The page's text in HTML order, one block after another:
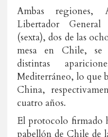
Ambas regiones,
Libertador General
(sexta), dos de las
mesa en Chile, se
distintas
Mediterráneo, lo que
China,
cuatro años.
El protocolo firmado
pabellón de Chile de